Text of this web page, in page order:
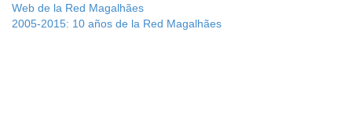
Web de la Red Magalhães
2005-2015: 10 años de la Red Magalhães